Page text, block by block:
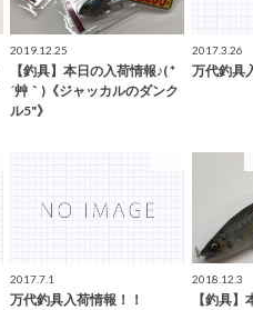
2019.12.25
【釣具】本日の入荷情報♪( *
´艸｀)《ジャッカルのダンク
ル5"》
2017.3.26
万代釣具
2017.7.1
万代釣具入荷情報！！
2018.12.3
【釣具】